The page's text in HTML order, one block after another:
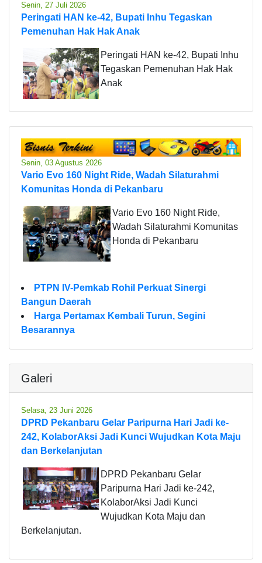
Senin, 27 Juli 2026
Peringati HAN ke-42, Bupati Inhu Tegaskan
Pemenuhan Hak Hak Anak
Peringati HAN ke-42, Bupati Inhu
Tegaskan Pemenuhan Hak Hak
Anak
Senin, 03 Agustus 2026
Vario Evo 160 Night Ride, Wadah Silaturahmi
Komunitas Honda di Pekanbaru
Vario Evo 160 Night Ride,
Wadah Silaturahmi Komunitas
Honda di Pekanbaru
PTPN IV-Pemkab Rohil Perkuat Sinergi
Bangun Daerah
Harga Pertamax Kembali Turun, Segini
Besarannya
Galeri
Selasa, 23 Juni 2026
DPRD Pekanbaru Gelar Paripurna Hari Jadi ke-
242, KolaborAksi Jadi Kunci Wujudkan Kota Maju
dan Berkelanjutan
DPRD Pekanbaru Gelar
Paripurna Hari Jadi ke-242,
KolaborAksi Jadi Kunci
Wujudkan Kota Maju dan
Berkelanjutan.